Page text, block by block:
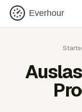
Everhour